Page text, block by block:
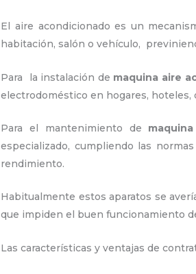
El aire acondicionado es un
habitación, salón o vehículo,
Para la instalación de maquina aire
electrodoméstico en hogares, hoteles,
Para el mantenimiento de maquina
especializado, cumpliendo las
rendimiento.
Habitualmente estos aparatos se
que impiden el buen funcionamiento
Las características y ventajas de